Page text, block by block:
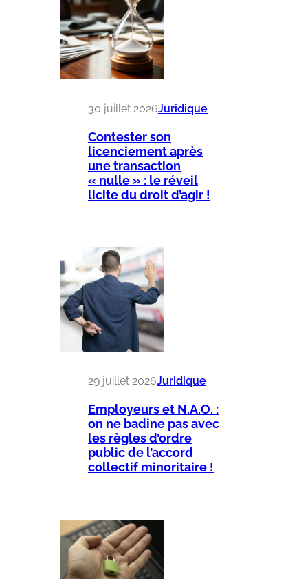
30 juillet 2026Juridique
Contester son
licenciement après
une transaction
« nulle » : le réveil
licite du droit d’agir !
29 juillet 2026Juridique
Employeurs et N.A.O. :
on ne badine pas avec
les règles d’ordre
public de l’accord
collectif minoritaire !